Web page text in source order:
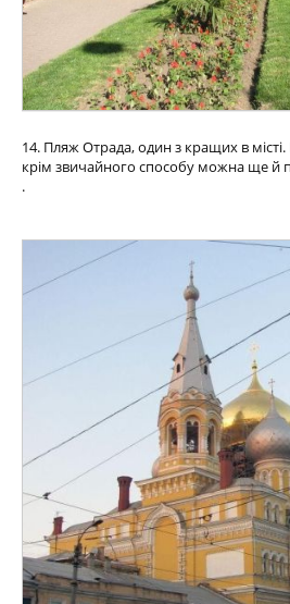
14. Пляж Отрада, один з кращих в
крім звичайного способу можна ще й
.